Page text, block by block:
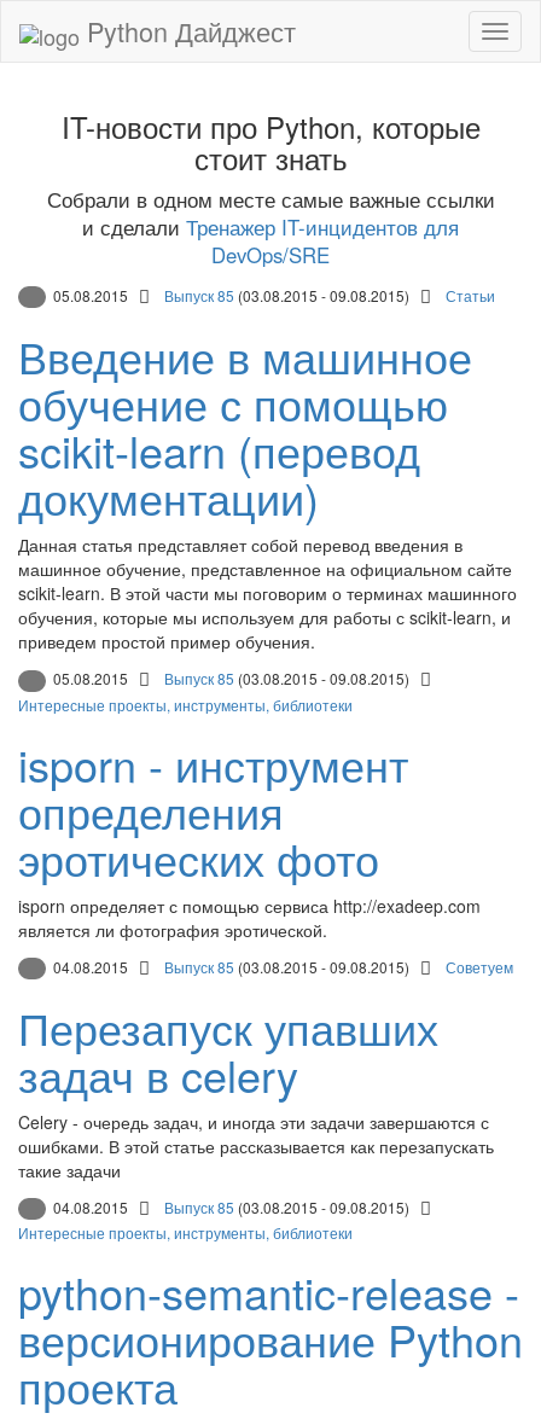
Python Дайджест
IT-новости про Python, которые
стоит знать
Собрали в одном месте самые важные ссылки
и сделали Тренажер IT-инцидентов для
DevOps/SRE
05.08.2015 Выпуск 85 (03.08.2015 - 09.08.2015) Статьи
Введение в машинное
обучение с помощью
scikit-learn (перевод
документации)
Данная статья представляет собой перевод введения в
машинное обучение, представленное на официальном сайте
scikit-learn. В этой части мы поговорим о терминах машинного
обучения, которые мы используем для работы с scikit-learn, и
приведем простой пример обучения.
05.08.2015 Выпуск 85 (03.08.2015 - 09.08.2015)
Интересные проекты, инструменты, библиотеки
isporn - инструмент
определения
эротических фото
isporn определяет с помощью сервиса http://exadeep.com
является ли фотография эротической.
04.08.2015 Выпуск 85 (03.08.2015 - 09.08.2015) Советуем
Перезапуск упавших
задач в celery
Celery - очередь задач, и иногда эти задачи завершаются с
ошибками. В этой статье рассказывается как перезапускать
такие задачи
04.08.2015 Выпуск 85 (03.08.2015 - 09.08.2015)
Интересные проекты, инструменты, библиотеки
python-semantic-release -
версионирование Python
проекта